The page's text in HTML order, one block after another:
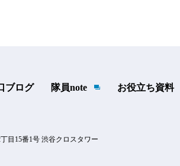
ブログ 隊員note お役立ち資料
目15番1号 渋谷クロスタワー